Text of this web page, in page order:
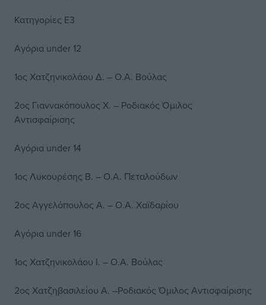
Κατηγορίες Ε3
Αγόρια under 12
1ος Χατζηνικολάου Δ. – Ο.Α. Βούλας
2ος Γιαννακόπουλος Χ. – Ροδιακός Όμιλος
Αντισφαίρισης
Αγόρια under 14
1ος Λυκουρέσης Β. – Ο.Α. Πεταλούδων
2ος Αγγελόπουλος Α. – Ο.Α. Χαϊδαρίου
Αγόρια under 16
1ος Χατζηνικολάου Ι. – Ο.Α. Βούλας
2ος Χατζηβασιλείου Α. –Ροδιακός Όμιλος Αντισφαίρισης